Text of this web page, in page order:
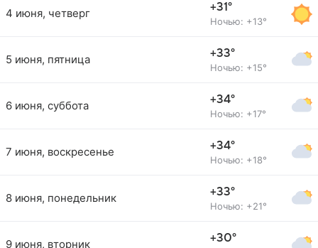
4 июня, четверг +31°
Ночью: +13°
5 июня, пятница +33°
Ночью: +15°
6 июня, суббота +34°
Ночью: +17°
7 июня, воскресенье +34°
Ночью: +18°
8 июня, понедельник +33°
Ночью: +21°
9 июня, вторник +30°